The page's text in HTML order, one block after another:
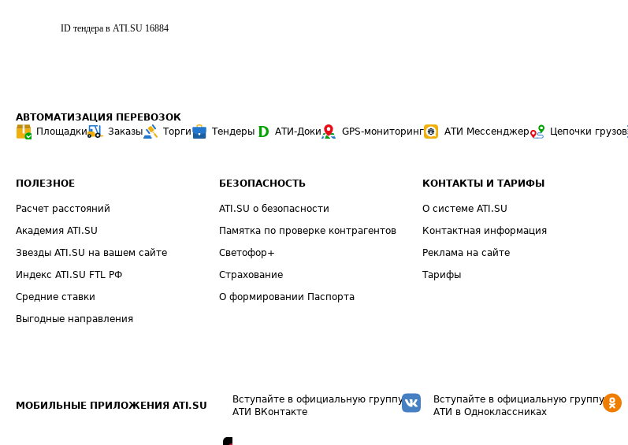
ID тендера в ATI.SU 16884
АВТОМАТИЗАЦИЯ ПЕРЕВОЗОК
Площадки
Заказы Торги Тендеры АТИ-Доки GPS-мониторинг АТИ Мессенджер Цепочки грузов
ПОЛЕЗНОЕ
Расчет расстояний
Академия ATI.SU
Звезды ATI.SU на вашем сайте
Индекс ATI.SU FTL РФ
Средние ставки
Выгодные направления
БЕЗОПАСНОСТЬ
ATI.SU о безопасности
Памятка по проверке контрагентов
Светофор+
Страхование
О формировании Паспорта
КОНТАКТЫ И ТАРИФЫ
О системе ATI.SU
Контактная информация
Реклама на сайте
Тарифы
МОБИЛЬНЫЕ ПРИЛОЖЕНИЯ ATI.SU
Вступайте в официальную группу
АТИ ВКонтакте
Вступайте в официальную группу
АТИ в Одноклассниках